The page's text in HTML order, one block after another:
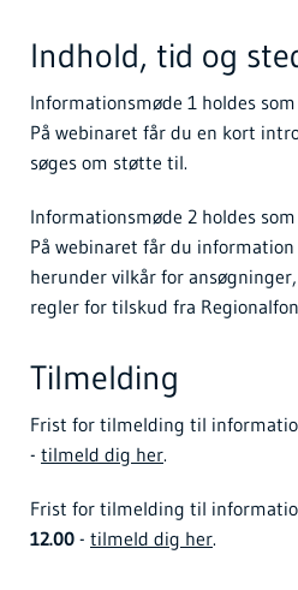
Indhold, tid og
Informationsmøde 1 holdes
På webinaret får du en kort
søges om støtte til.
Informationsmøde 2 holdes
På webinaret får du
herunder vilkår for
regler for tilskud fra
Tilmelding
Frist for tilmelding til
- tilmeld dig her.
Frist for tilmelding til
12.00 - tilmeld dig her.